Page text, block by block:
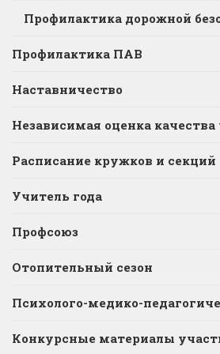
Профилактика дорожной
Профилактика ПАВ
Наставничество
Независимая оценка качества
Расписание кружков и секций
Учитель года
Профсоюз
Отопительный сезон
Психолого-медико-
Конкурсные материалы